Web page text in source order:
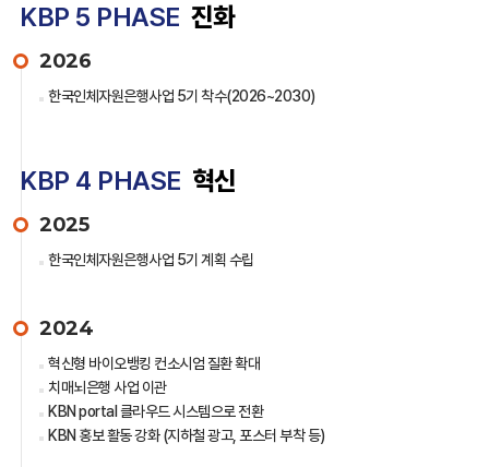
KBP 5 PHASE 진화
2026
한국인체자원은행사업 5기 착수(2026~2030)
KBP 4 PHASE 혁신
2025
한국인체자원은행사업 5기 계획 수립
2024
혁신형 바이오뱅킹 컨소시엄 질환 확대
치매뇌은행 사업 이관
KBN portal 클라우드 시스템으로 전환
KBN 홍보 활동 강화 (지하철 광고, 포스터 부착 등)